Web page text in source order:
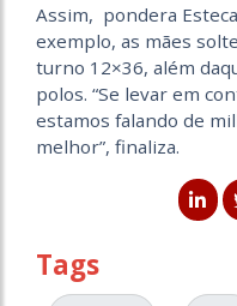
Assim, pondera
exemplo, as mães
turno 12×36, além
polos. “Se levar em
estamos falando de
melhor”, finaliza.
Tags